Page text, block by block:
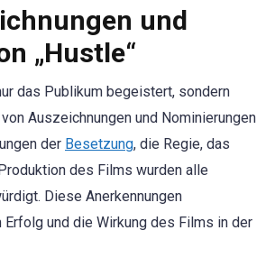
und
„Hustle“
das Publikum begeistert, sondern
Auszeichnungen und Nominierungen
der Besetzung, die Regie, das
des Films wurden alle
Diese Anerkennungen
Erfolg und die Wirkung des Films in der